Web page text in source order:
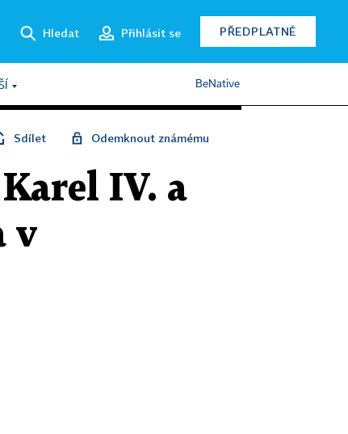
Hledat Přihlásit se PŘEDPLATNÉ
BeNative
Sdílet Odemknout známému
IV. a
v